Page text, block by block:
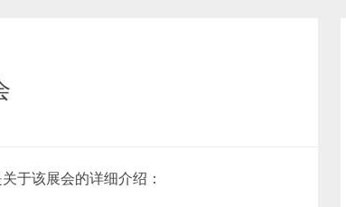
于该展会的详细介绍：